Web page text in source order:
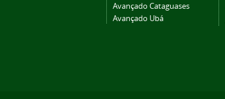
Avançado Cataguases
Avançado Ubá